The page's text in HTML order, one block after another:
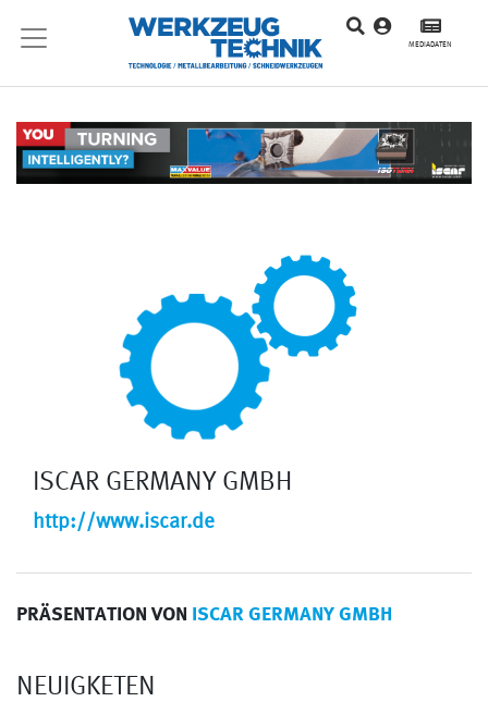
MEDIADATEN
ISCAR GERMANY GMBH
http://www.iscar.de
PRÄSENTATION VON ISCAR GERMANY GMBH
NEUIGKETEN